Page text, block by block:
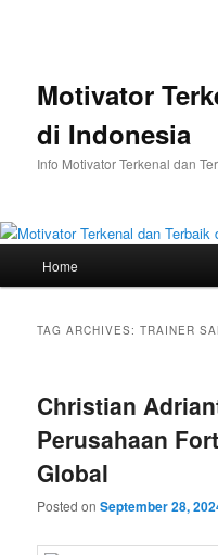
Motivator
di Indonesia
Info Motivator Terkenal dan
Home
TAG ARCHIVES:TRAINER
Christian
Perusahaan
Global
Posted onSeptember 28,